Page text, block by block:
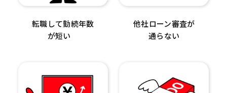
転職して勤続年数
が短い
他社ローン審査が
通らない